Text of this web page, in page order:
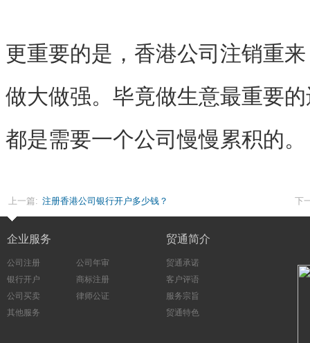
更重要的是，香港公司注销重
做大做强。毕竟做生意最重要
都是需要一个公司慢慢累积的。
上一篇: 注册香港公司银行开户多少钱？ 下
企业服务
公司注册
公司年审
银行开户
商标注册
公司买卖
律师公证
其他服务
贸通简介
贸通承诺
客户评语
服务宗旨
贸通特色